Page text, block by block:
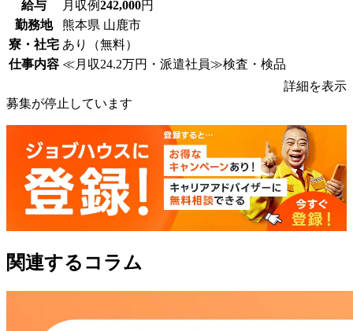
給与 月収例242,000円
勤務地
熊本県 山鹿市
寮・社宅 あり（無料）
仕事内容 ≪月収24.2万円・派遣社員≫検査・検品
詳細を表示
募集が停止しています
関連するコラム